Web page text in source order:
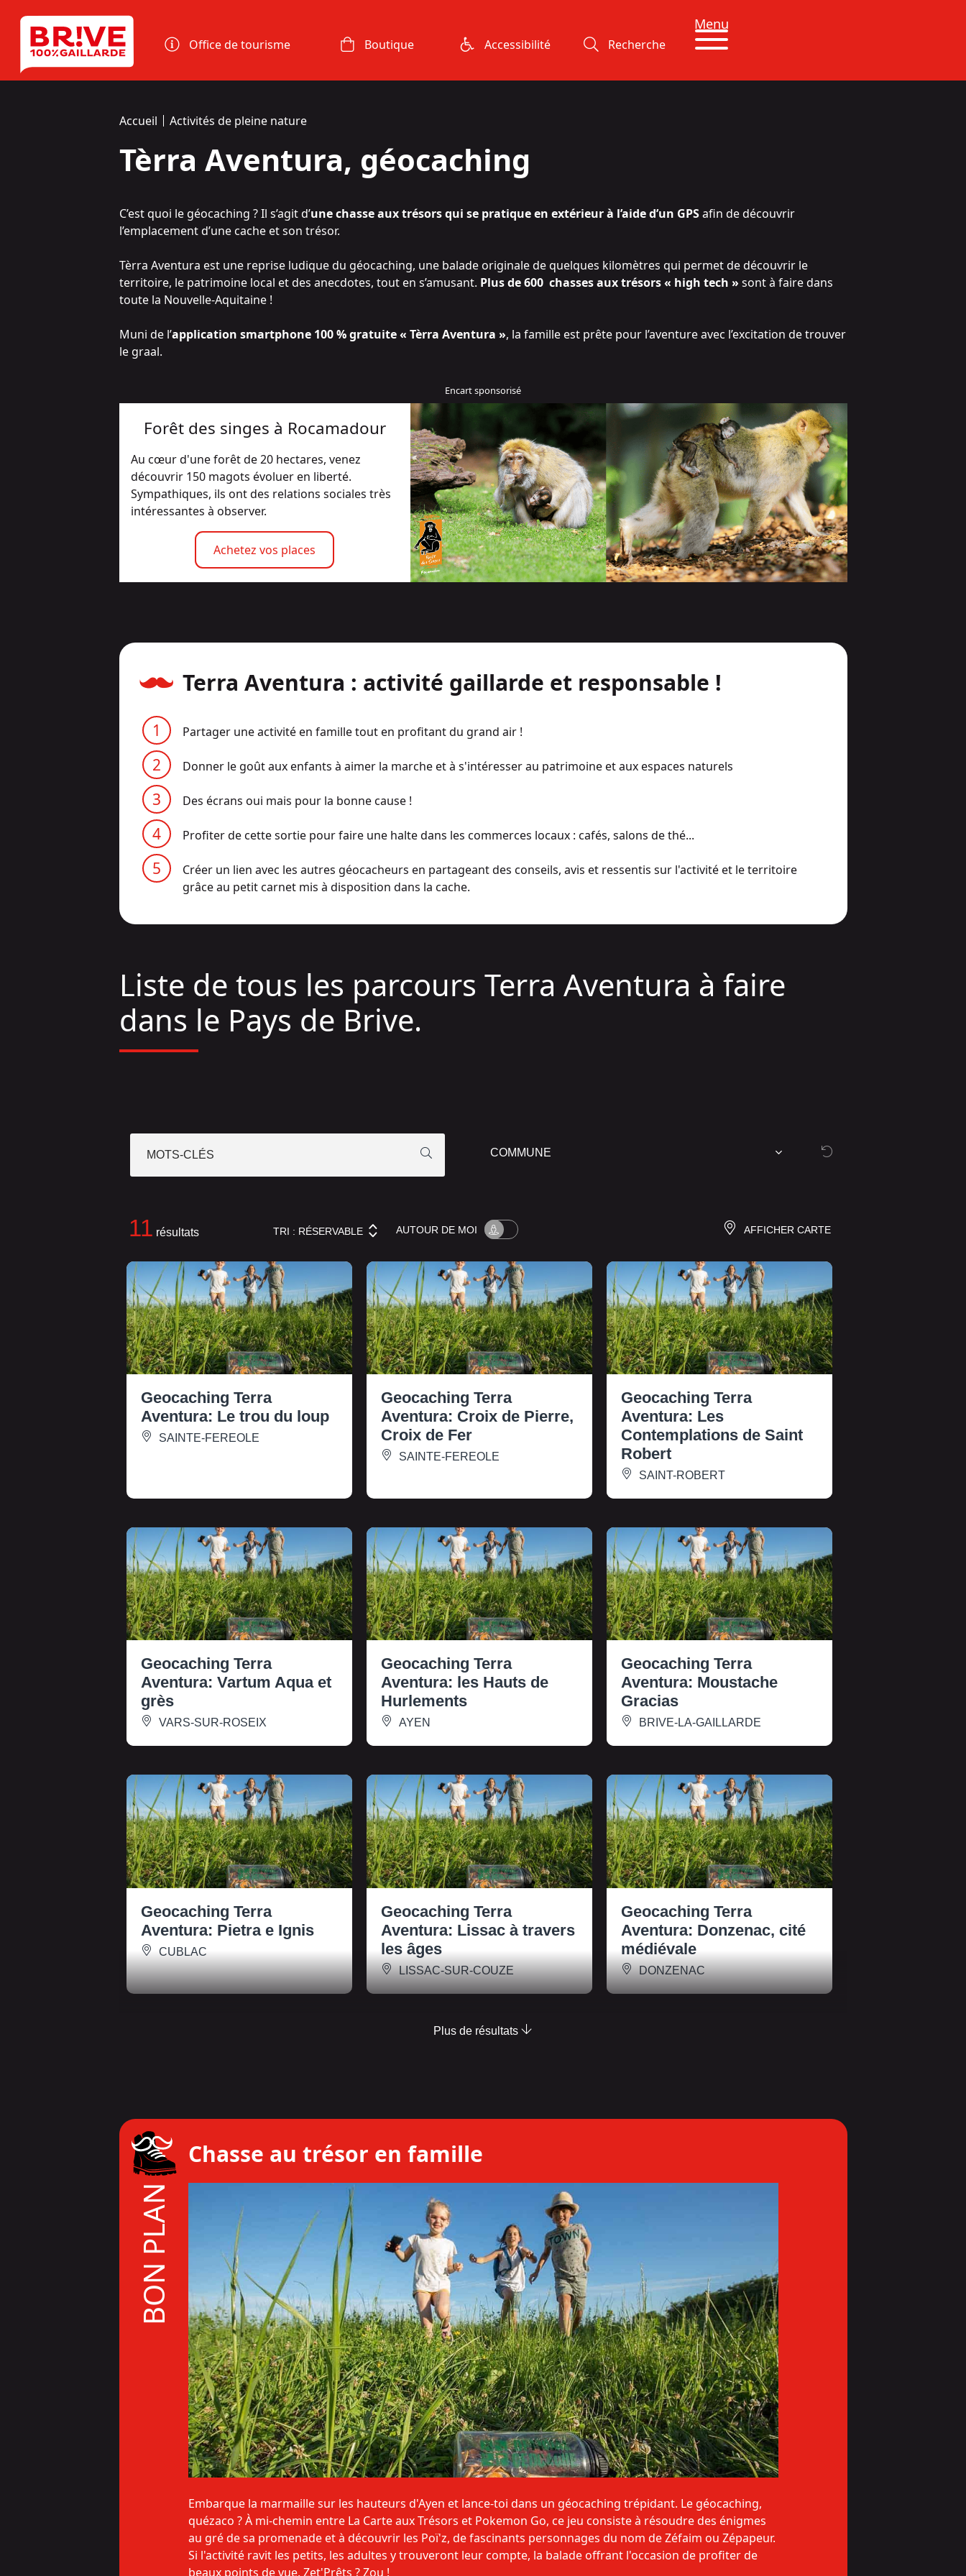
Office de tourisme Boutique Accessibilité Recherche
Menu
Accueil Activités de pleine nature
Tèrra Aventura, géocaching
C’est quoi le géocaching ? Il s’agit d’une chasse aux trésors qui se pratique en extérieur à l’aide d’un GPSafin de découvrir
l’emplacement d’une cache et son trésor.
Tèrra Aventura est une reprise ludique du géocaching, une balade originale de quelques kilomètres qui permet de découvrir le
territoire, le patrimoine local et des anecdotes, tout en s’amusant. Plus de 600 chasses aux trésors « high tech » sont à faire dans
toute la Nouvelle-Aquitaine !
Muni de l’application smartphone 100 % gratuite « Tèrra Aventura », la famille est prête pour l’aventure avec l’excitation de trouver
le graal.
Forêt des singes à Rocamadour
Au cœur d'une forêt de 20 hectares, venez
découvrir 150 magots évoluer en liberté.
Sympathiques, ils ont des relations sociales très
intéressantes à observer.
Achetez vos places
Terra Aventura : activité gaillarde et responsable !
Partager une activité en famille tout en profitant du grand air !
Donner le goût aux enfants à aimer la marche et à s'intéresser au patrimoine et aux espaces naturels
Des écrans oui mais pour la bonne cause !
Profiter de cette sortie pour faire une halte dans les commerces locaux : cafés, salons de thé...
Créer un lien avec les autres géocacheurs en partageant des conseils, avis et ressentis sur l'activité et le territoire
grâce au petit carnet mis à disposition dans la cache.
Liste de tous les parcours Terra Aventura à faire
dans le Pays de Brive.
MOTS-CLÉS
11 résultats TRI : RÉSERVABLE AUTOUR DE MOI AFFICHER CARTE
Geocaching Terra
Aventura: Le trou du loup
SAINTE-FEREOLE
Geocaching Terra
Aventura: Croix de Pierre,
Croix de Fer
SAINTE-FEREOLE
Geocaching Terra
Aventura: Les
Contemplations de Saint
Robert
SAINT-ROBERT
Geocaching Terra
Aventura: Vartum Aqua et
grès
VARS-SUR-ROSEIX
Geocaching Terra
Aventura: les Hauts de
Hurlements
AYEN
Geocaching Terra
Aventura: Moustache
Gracias
BRIVE-LA-GAILLARDE
Geocaching Terra
Aventura: Pietra e Ignis
CUBLAC
Geocaching Terra
Aventura: Lissac à travers
les âges
LISSAC-SUR-COUZE
Geocaching Terra
Aventura: Donzenac, cité
médiévale
DONZENAC
Plus de résultats
BON PLAN
Chasse au trésor en famille
Embarque la marmaille sur les hauteurs d'Ayen et lance-toi dans un géocaching trépidant. Le géocaching,
quézaco ? À mi-chemin entre La Carte aux Trésors et Pokemon Go, ce jeu consiste à résoudre des énigmes
au gré de sa promenade et à découvrir les Poï'z, de fascinants personnages du nom de Zéfaim ou Zépapeur.
Si l'activité ravit les petits, les adultes y trouveront leur compte, la balade offrant l'occasion de profiter de
beaux points de vue. Zet'Prêts ? Zou !